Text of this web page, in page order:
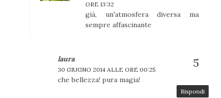
ORE 13:32
già, un'atmosfera diversa ma
sempre affascinante
laura
30 GIUGNO 2014 ALLE ORE 00:25
che bellezza! pura magia!
Rispondi